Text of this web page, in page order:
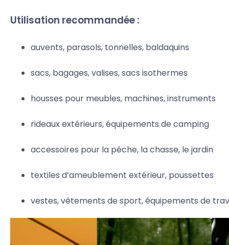
Utilisation recommandée :
auvents, parasols, tonnelles, baldaquins
sacs, bagages, valises, sacs isothermes
housses pour meubles, machines, instruments
rideaux extérieurs, équipements de camping
accessoires pour la pêche, la chasse, le jardin
textiles d’ameublement extérieur, poussettes
vestes, vêtements de sport, équipements de